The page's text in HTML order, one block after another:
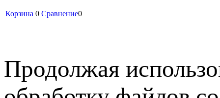
Корзина 0 Сравнение0
Продолжая